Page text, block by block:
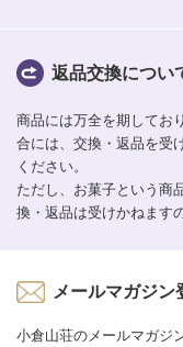
返品交換につい
商品には万全を期してお
合には、交換・返品を受
ください。
ただし、お菓子という商
換・返品は受けかねます
メールマガジン
小倉山荘のメールマガジ